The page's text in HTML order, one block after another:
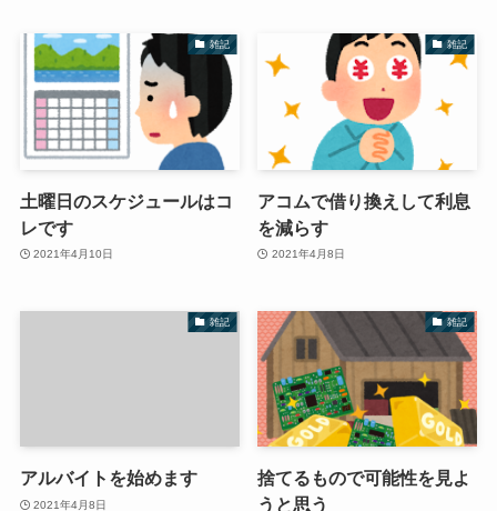
雑記
土曜日のスケジュールはコ
レです
2021年4月10日
雑記
アコムで借り換えして利息
を減らす
2021年4月8日
雑記
アルバイトを始めます
2021年4月8日
雑記
捨てるもので可能性を見よ
うと思う